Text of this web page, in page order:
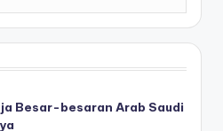
Besar-besaran Arab Saudi